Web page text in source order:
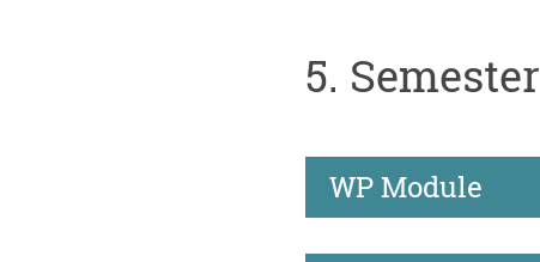
5. Semester
WP Module